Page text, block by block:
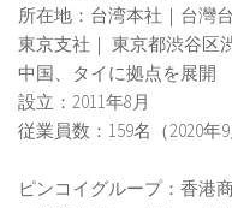
所在地：台湾本社｜台灣
東京支社｜ 東京都渋谷区
中国、タイに拠点を展開
設立：2011年8月
従業員数：159名（2020年9
ピンコイグループ：香港